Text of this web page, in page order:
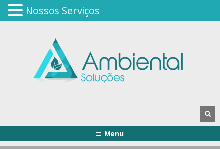
Menu
Nossos Serviços